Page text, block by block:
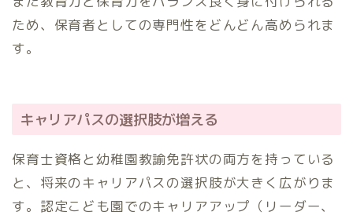
ため、保育者としての専門性をどんどん高められま
す。
キャリアパスの選択肢が増える
保育士資格と幼稚園教諭免許状の両方を持っている
と、将来のキャリアパスの選択肢が大きく広がりま
す。認定こども園でのキャリアアップ（リーダー、